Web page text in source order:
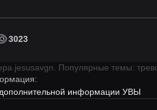
3023
jesusavgn
Популярные темы:
информации УВЫ